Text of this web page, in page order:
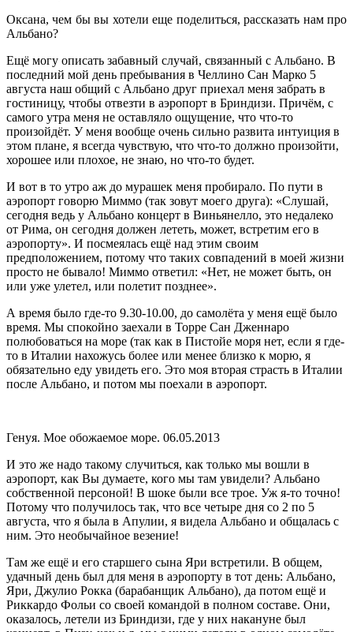
Оксана, чем бы вы хотели еще поделиться, рассказать нам про
Альбано?
Ещё могу описать забавный случай, связанный с Альбано. В
последний мой день пребывания в Челлино Сан Марко 5
августа наш общий с Альбано друг приехал меня забрать в
гостиницу, чтобы отвезти в аэропорт в Бриндизи. Причём, с
самого утра меня не оставляло ощущение, что что-то
произойдёт. У меня вообще очень сильно развита интуиция в
этом плане, я всегда чувствую, что что-то должно произойти,
хорошее или плохое, не знаю, но что-то будет.
И вот в то утро аж до мурашек меня пробирало. По пути в
аэропорт говорю Миммо (так зовут моего друга): «Слушай,
сегодня ведь у Альбано концерт в Виньянелло, это недалеко
от Рима, он сегодня должен лететь, может, встретим его в
аэропорту». И посмеялась ещё над этим своим
предположением, потому что таких совпадений в моей жизни
просто не бывало! Миммо ответил: «Нет, не может быть, он
или уже улетел, или полетит позднее».
А время было где-то 9.30-10.00, до самолёта у меня ещё было
время. Мы спокойно заехали в Торре Сан Дженнаро
полюбоваться на море (так как в Пистойе моря нет, если я где-
то в Италии нахожусь более или менее близко к морю, я
обязательно еду увидеть его. Это моя вторая страсть в Италии
после Альбано, и потом мы поехали в аэропорт.
Генуя. Мое обожаемое море. 06.05.2013
И это же надо такому случиться, как только мы вошли в
аэропорт, как Вы думаете, кого мы там увидели? Альбано
собственной персоной! В шоке были все трое. Уж я-то точно!
Потому что получилось так, что все четыре дня со 2 по 5
августа, что я была в Апулии, я видела Альбано и общалась с
ним. Это необычайное везение!
Там же ещё и его старшего сына Яри встретили. В общем,
удачный день был для меня в аэропорту в тот день: Альбано,
Яри, Джулио Рокка (барабанщик Альбано), да потом ещё и
Риккардо Фольи со своей командой в полном составе. Они,
оказалось, летели из Бриндизи, где у них накануне был